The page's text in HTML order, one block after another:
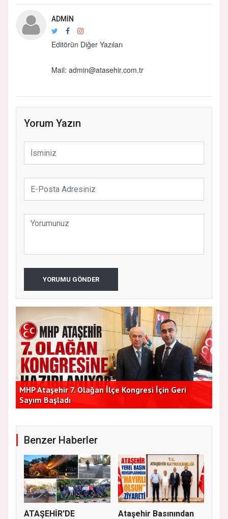
ADMIN
Editörün Diğer Yazıları
Mail: admin@atasehir.com.tr
Yorum Yazın
YORUMU GÖNDER
Başkan Vekilleri Kent Lokantası'nda Vatandaşlarla
Bir Araya Geldi
Benzer Haberler
ATAŞEHİR'DE
Ataşehir Basınından